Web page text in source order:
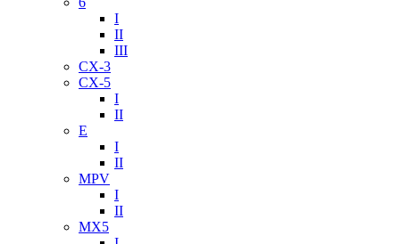
I
II
III
CX-3
CX-5
I
II
E
I
II
MPV
I
II
MX5